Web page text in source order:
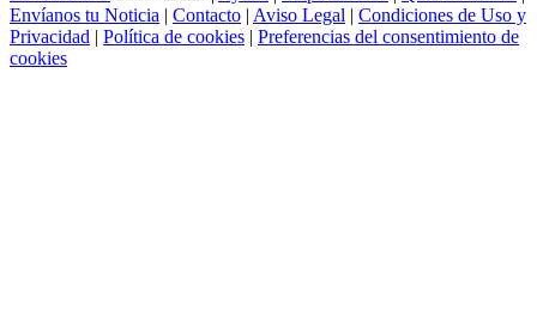
Envíanos tu Noticia | Contacto | Aviso Legal | Condiciones de Uso y
Privacidad | Política de cookies | Preferencias del consentimiento de
cookies